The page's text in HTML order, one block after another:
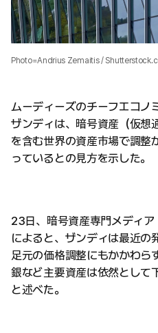
Photo=Andrius Zemaitis /
ムーディーズのチーフエコノ
ザンディは、暗号資産（仮想
を含む世界の資産市場で調整
っているとの見方を示した。
23日、暗号資産専門メディア
によると、ザンディは最近の
足元の価格調整にもかかわら
銀など主要資産は依然として
と述べた。